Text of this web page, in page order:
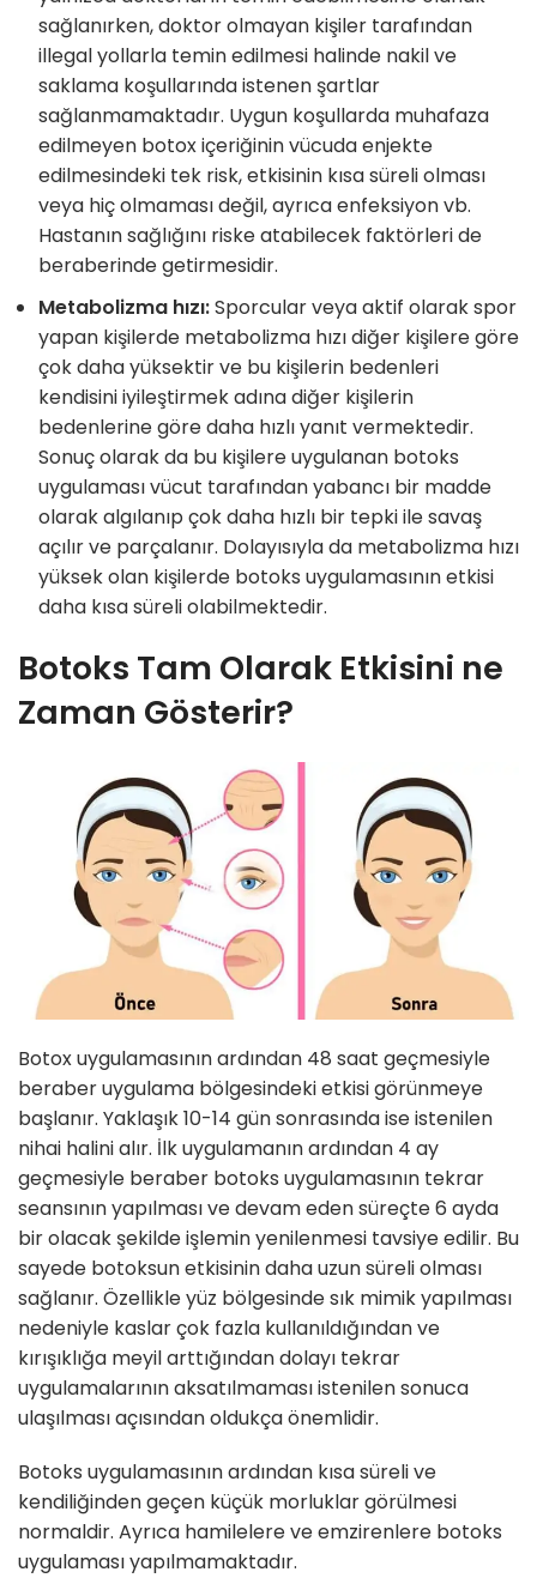
sağlanırken, doktor olmayan kişiler tarafından
illegal yollarla temin edilmesi halinde nakil ve
saklama koşullarında istenen şartlar
sağlanmamaktadır. Uygun koşullarda muhafaza
edilmeyen botox içeriğinin vücuda enjekte
edilmesindeki tek risk, etkisinin kısa süreli olması
veya hiç olmaması değil, ayrıca enfeksiyon vb.
Hastanın sağlığını riske atabilecek faktörleri de
beraberinde getirmesidir.
Metabolizma hızı:Sporcular veya aktif olarak spor
yapan kişilerde metabolizma hızı diğer kişilere göre
çok daha yüksektir ve bu kişilerin bedenleri
kendisini iyileştirmek adına diğer kişilerin
bedenlerine göre daha hızlı yanıt vermektedir.
Sonuç olarak da bu kişilere uygulanan botoks
uygulaması vücut tarafından yabancı bir madde
olarak algılanıp çok daha hızlı bir tepki ile savaş
açılır ve parçalanır. Dolayısıyla da metabolizma hızı
yüksek olan kişilerde botoks uygulamasının etkisi
daha kısa süreli olabilmektedir.
Botoks Tam Olarak Etkisini ne
Zaman Gösterir?
Botox uygulamasının ardından 48 saat geçmesiyle
beraber uygulama bölgesindeki etkisi görünmeye
başlanır. Yaklaşık 10-14 gün sonrasında ise istenilen
nihai halini alır. İlk uygulamanın ardından 4 ay
geçmesiyle beraber botoks uygulamasının tekrar
seansının yapılması ve devam eden süreçte 6 ayda
bir olacak şekilde işlemin yenilenmesi tavsiye edilir. Bu
sayede botoksun etkisinin daha uzun süreli olması
sağlanır. Özellikle yüz bölgesinde sık mimik yapılması
nedeniyle kaslar çok fazla kullanıldığından ve
kırışıklığa meyil arttığından dolayı tekrar
uygulamalarının aksatılmaması istenilen sonuca
ulaşılması açısından oldukça önemlidir.
Botoks uygulamasının ardından kısa süreli ve
kendiliğinden geçen küçük morluklar görülmesi
normaldir. Ayrıca hamilelere ve emzirenlere botoks
uygulaması yapılmamaktadır.